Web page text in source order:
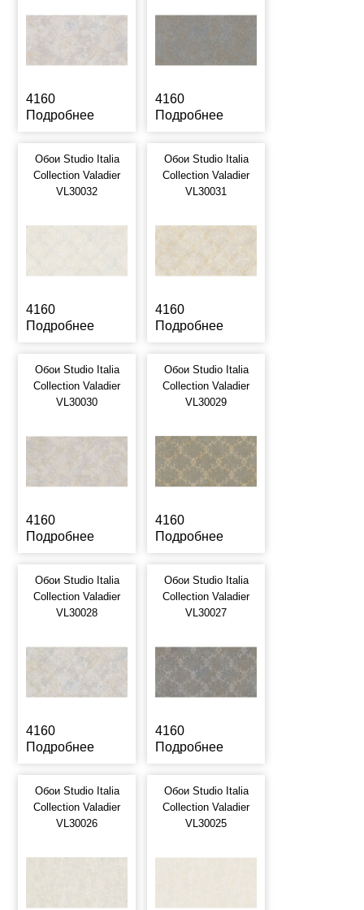
4160
Подробнее
4160
Подробнее
Обои Studio Italia
Collection Valadier
VL30032
4160
Подробнее
Обои Studio Italia
Collection Valadier
VL30031
4160
Подробнее
Обои Studio Italia
Collection Valadier
VL30030
4160
Подробнее
Обои Studio Italia
Collection Valadier
VL30029
4160
Подробнее
Обои Studio Italia
Collection Valadier
VL30028
4160
Подробнее
Обои Studio Italia
Collection Valadier
VL30027
4160
Подробнее
Обои Studio Italia
Collection Valadier
VL30026
Обои Studio Italia
Collection Valadier
VL30025